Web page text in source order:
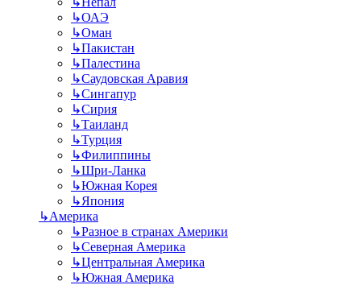
↳ОАЭ
↳Оман
↳Пакистан
↳Палестина
↳Саудовская Аравия
↳Сингапур
↳Сирия
↳Таиланд
↳Турция
↳Филиппины
↳Шри-Ланка
↳Южная Корея
↳Япония
↳Америка
↳Разное в странах Америки
↳Северная Америка
↳Центральная Америка
↳Южная Америка